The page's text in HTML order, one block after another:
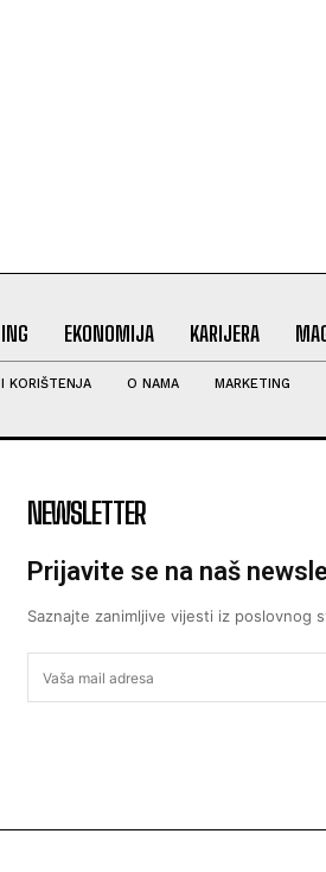
EKONOMIJA KARIJERA
KORIŠTENJA O NAMA MARKETING
NEWSLETTER
Prijavite se na naš
Saznajte zanimljive vijesti iz poslovnog